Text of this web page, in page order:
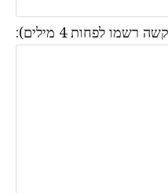
רשמו לפחות 4 מילים):